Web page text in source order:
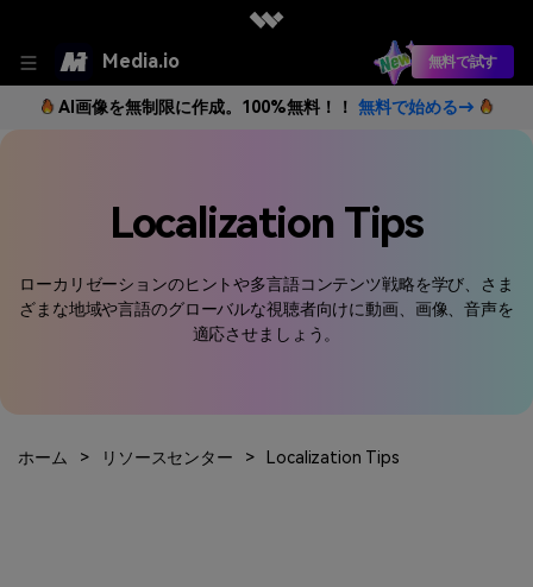
Media.io 無料で試す
AI画像を無制限に作成。100%無料！！ 無料で始める→
Localization Tips
ローカリゼーションのヒントや多言語コンテンツ戦略を学び、さま
ざまな地域や言語のグローバルな視聴者向けに動画、画像、音声を
適応させましょう。
ホーム > リソースセンター > Localization Tips